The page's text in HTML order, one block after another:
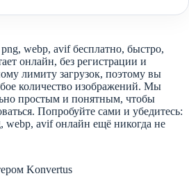
webp, avif бесплатно, быстро,
онлайн, без регистрации и
лимиту загрузок, поэтому вы
количество изображений. Мы
простым и понятным, чтобы
Попробуйте сами и убедитесь:
webp, avif онлайн ещё никогда не
Konvertus